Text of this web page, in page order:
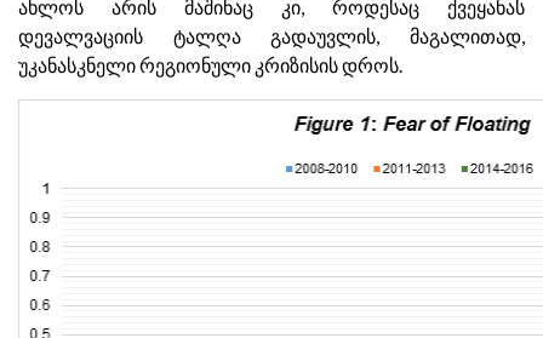
ახლოს არის მაშინაც კი, როდესაც ქვეყანას
დევალვაციის ტალღა გადაუვლის, მაგალითად,
უკანასკნელი რეგიონული კრიზისის დროს.